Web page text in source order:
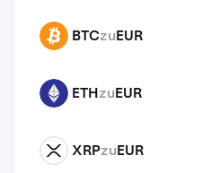
BTC BTCzuEUR
ETH ETHzuEUR
XRP XRPzuEUR